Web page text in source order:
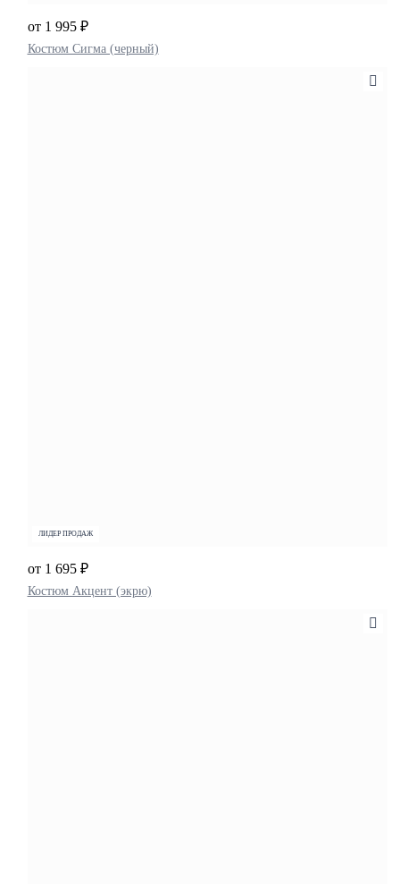
Костюм Сигма (черный)
от 1 995 ₽
ЛИДЕР ПРОДАЖ
Костюм Акцент (экрю)
от 1 695 ₽